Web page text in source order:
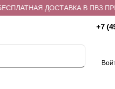
ДОСТАВКА В ПВЗ ПРИ
+7